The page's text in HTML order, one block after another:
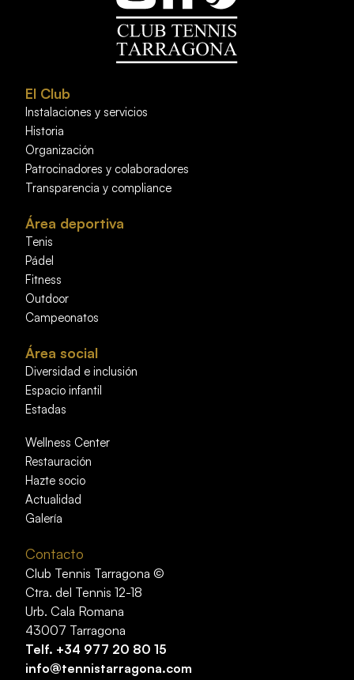
El Club
Instalaciones y servicios
Historia
Organización
Patrocinadores y colaboradores
Transparencia y compliance
Área deportiva
Tenis
Pádel
Fitness
Outdoor
Campeonatos
Área social
Diversidad e inclusión
Espacio infantil
Estadas
Wellness Center
Restauración
Hazte socio
Actualidad
Galería
Contacto
Club Tennis Tarragona ©
Ctra. del Tennis 12-18
Urb. Cala Romana
43007 Tarragona
Telf. +34 977 20 80 15
info@tennistarragona.com